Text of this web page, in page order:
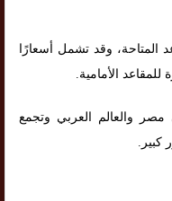
المتاحة، وقد تشمل أسعارًا
للمقاعد الأمامية.
والعالم العربي وتجمع
كبير.